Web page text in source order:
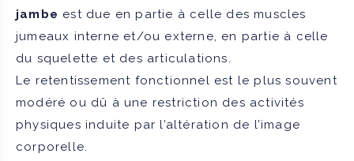
jambe est due en partie à celle des muscles
jumeaux interne et/ou externe, en partie à celle
du squelette et des articulations.
Le retentissement fonctionnel est le plus souvent
modéré ou dû à une restriction des activités
physiques induite par l’altération de l’image
corporelle.